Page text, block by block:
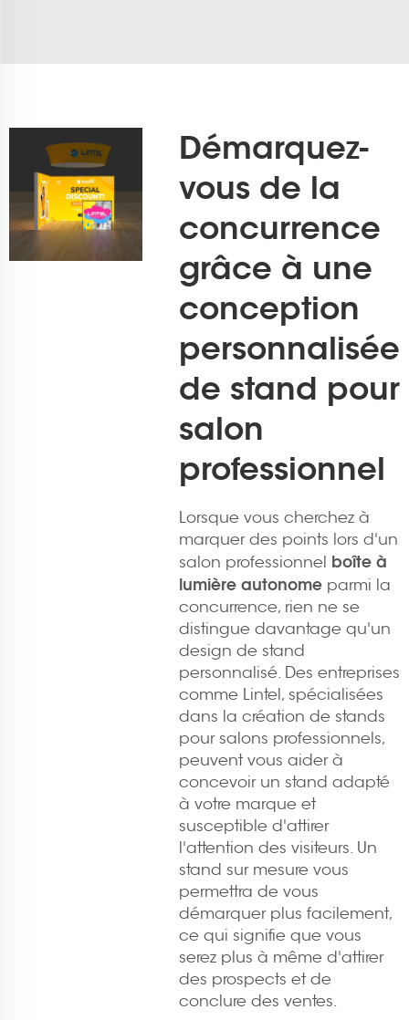
Démarquez-
vous de la
concurrence
grâce à une
conception
personnalisée
de stand pour
salon
professionnel
Lorsque vous cherchez à
marquer des points lors d'un
salon professionnel boîte à
lumière autonome parmi la
concurrence, rien ne se
distingue davantage qu'un
design de stand
personnalisé. Des entreprises
comme Lintel, spécialisées
dans la création de stands
pour salons professionnels,
peuvent vous aider à
concevoir un stand adapté
à votre marque et
susceptible d'attirer
l'attention des visiteurs. Un
stand sur mesure vous
permettra de vous
démarquer plus facilement,
ce qui signifie que vous
serez plus à même d'attirer
des prospects et de
conclure des ventes.